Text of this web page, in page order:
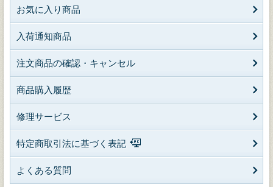
お気に入り商品
入荷通知商品
注文商品の確認・キャンセル
商品購入履歴
修理サービス
特定商取引法に基づく表記
よくある質問